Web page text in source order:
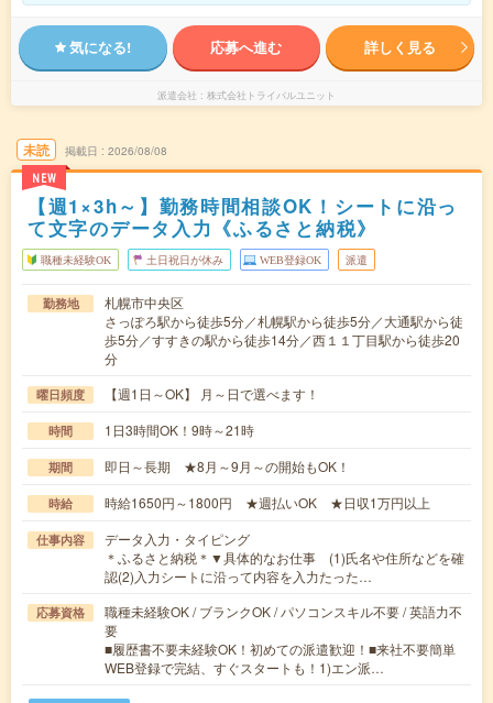
気になる! 応募へ進む 詳しく見る
派遣会社 株式会社トライバルユニット
未読
NEW
掲載日 2026/08/08
【週1×3h～】勤務時間相談OK！シートに沿っ
て文字のデータ入力《ふるさと納税》
職種未経験OK 土日祝日が休み WEB登録OK 派遣
勤務地
札幌市中央区
さっぽろ駅から徒歩5分／札幌駅から徒歩5分／大通駅から徒
歩5分／すすきの駅から徒歩14分／西１１丁目駅から徒歩20
分
曜日頻度 【週1日～OK】 月～日で選べます！
時間 1日3時間OK！9時～21時
期間 即日～長期 ★8月～9月～の開始もOK！
時給 時給1650円～1800円 ★週払いOK ★日収1万円以上
仕事内容
データ入力・タイピング
＊ふるさと納税＊▼具体的なお仕事 (1)氏名や住所などを確
認(2)入力シートに沿って内容を入力たった…
応募資格
職種未経験OK / ブランクOK / パソコンスキル不要 / 英語力不
要
■履歴書不要未経験OK！初めての派遣歓迎！■来社不要簡単
WEB登録で完結、すぐスタートも！1)エン派…